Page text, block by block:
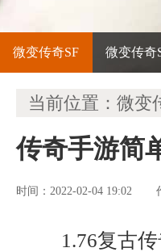
微变传奇SF 微变传奇
当前位置： 微变
传奇手游简
时间：2022-02-04 19:02
1.76复古传